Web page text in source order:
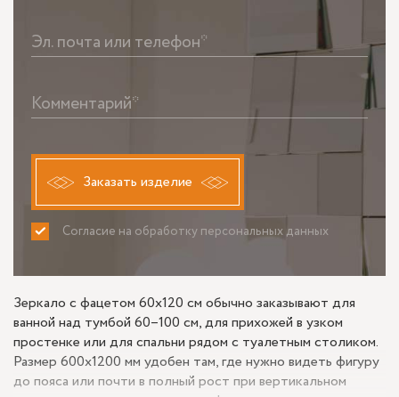
Эл. почта или телефон*
Комментарий*
Заказать изделие
Согласие на обработку персональных данных
ПРИНИМАЮ НЕ ПРИНИМАЮ
Зеркало с фацетом 60x120 см обычно заказывают для
ванной над тумбой 60–100 см, для прихожей в узком
простенке или для спальни рядом с туалетным столиком.
Размер 600х1200 мм удобен там, где нужно видеть фигуру
до пояса или почти в полный рост при вертикальном